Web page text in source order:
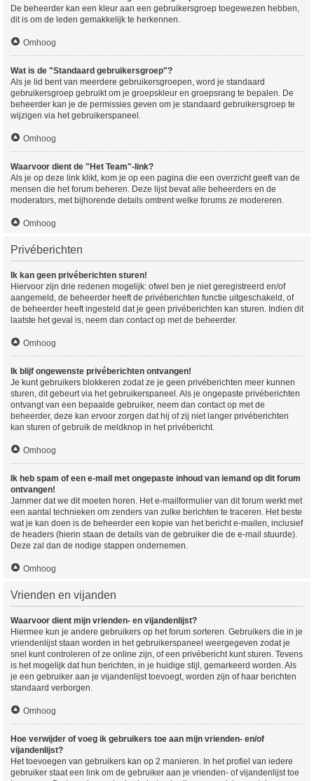
De beheerder kan een kleur aan een gebruikersgroep toegewezen hebben,
dit is om de leden gemakkelijk te herkennen.
Omhoog
Wat is de "Standaard gebruikersgroep"?
Als je lid bent van meerdere gebruikersgroepen, word je standaard
gebruikersgroep gebruikt om je groepskleur en groepsrang te bepalen. De
beheerder kan je de permissies geven om je standaard gebruikersgroep te
wijzigen via het gebruikerspaneel.
Omhoog
Waarvoor dient de "Het Team"-link?
Als je op deze link klikt, kom je op een pagina die een overzicht geeft van de
mensen die het forum beheren. Deze lijst bevat alle beheerders en de
moderators, met bijhorende details omtrent welke forums ze modereren.
Omhoog
Privéberichten
Ik kan geen privéberichten sturen!
Hiervoor zijn drie redenen mogelijk: ofwel ben je niet geregistreerd en/of
aangemeld, de beheerder heeft de privéberichten functie uitgeschakeld, of
de beheerder heeft ingesteld dat je geen privéberichten kan sturen. Indien dit
laatste het geval is, neem dan contact op met de beheerder.
Omhoog
Ik blijf ongewenste privéberichten ontvangen!
Je kunt gebruikers blokkeren zodat ze je geen privéberichten meer kunnen
sturen, dit gebeurt via het gebruikerspaneel. Als je ongepaste privéberichten
ontvangt van een bepaalde gebruiker, neem dan contact op met de
beheerder, deze kan ervoor zorgen dat hij of zij niet langer privéberichten
kan sturen of gebruik de meldknop in het privébericht.
Omhoog
Ik heb spam of een e-mail met ongepaste inhoud van iemand op dit forum
ontvangen!
Jammer dat we dit moeten horen. Het e-mailformulier van dit forum werkt met
een aantal technieken om zenders van zulke berichten te traceren. Het beste
wat je kan doen is de beheerder een kopie van het bericht e-mailen, inclusief
de headers (hierin staan de details van de gebruiker die de e-mail stuurde).
Deze zal dan de nodige stappen ondernemen.
Omhoog
Vrienden en vijanden
Waarvoor dient mijn vrienden- en vijandenlijst?
Hiermee kun je andere gebruikers op het forum sorteren. Gebruikers die in je
vriendenlijst staan worden in het gebruikerspaneel weergegeven zodat je
snel kunt controleren of ze online zijn, of een privébericht kunt sturen. Tevens
is het mogelijk dat hun berichten, in je huidige stijl, gemarkeerd worden. Als
je een gebruiker aan je vijandenlijst toevoegt, worden zijn of haar berichten
standaard verborgen.
Omhoog
Hoe verwijder of voeg ik gebruikers toe aan mijn vrienden- en/of
vijandenlijst?
Het toevoegen van gebruikers kan op 2 manieren. In het profiel van iedere
gebruiker staat een link om de gebruiker aan je vrienden- of vijandenlijst toe